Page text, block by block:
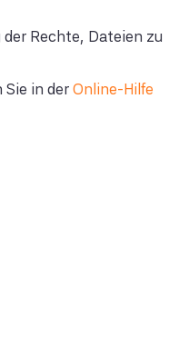
Rechte, Dateien zu
in der Online-Hilfe